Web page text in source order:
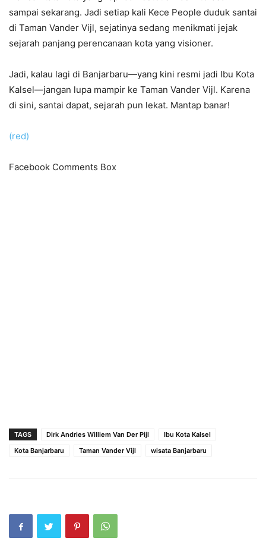
sampai sekarang. Jadi setiap kali Kece People duduk santai
di Taman Vander Vijl, sejatinya sedang menikmati jejak
sejarah panjang perencanaan kota yang visioner.
Jadi, kalau lagi di Banjarbaru—yang kini resmi jadi Ibu Kota
Kalsel—jangan lupa mampir ke Taman Vander Vijl. Karena
di sini, santai dapat, sejarah pun lekat. Mantap banar!
(red)
Facebook Comments Box
TAGS Dirk Andries Williem Van Der Pijl
Ibu Kota Kalsel
Kota Banjarbaru
Taman Vander Vijl wisata Banjarbaru